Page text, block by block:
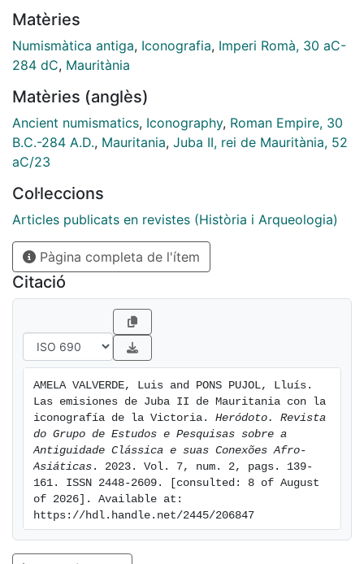
estos conflictos.
[por] O monarca Juba II (25 a.C - 23 d.C) emitiu várias
séries de moedas com a iconografia da Vitória,
militares. Analisamos e estudamos estes tipos para
propor hipóteses sobre o que foram esses conflitos.
Matèries
Numismàtica antiga, Iconografia, Imperi Romà, 30 aC-
284 dC, Mauritània
Matèries (anglès)
Ancient numismatics, Iconography, Roman Empire, 30
B.C.-284 A.D., Mauritania, Juba II, rei de Mauritània, 52
aC/23
Col·leccions
Articles publicats en revistes (Història i Arqueologia)
Pàgina completa de l'ítem
Citació
AMELA VALVERDE, Luis and PONS PUJOL, Lluís.
Las emisiones de Juba II de Mauritania con la
iconografía de la Victoria. Heródoto. Revista
do Grupo de Estudos e Pesquisas sobre a
Antiguidade Clássica e suas Conexões Afro-
Asiáticas . 2023. Vol. 7, num. 2, pags. 139-
161. ISSN 2448-2609. [consulted: 8 of August
of 2026]. Available at:
https://hdl.handle.net/2445/206847